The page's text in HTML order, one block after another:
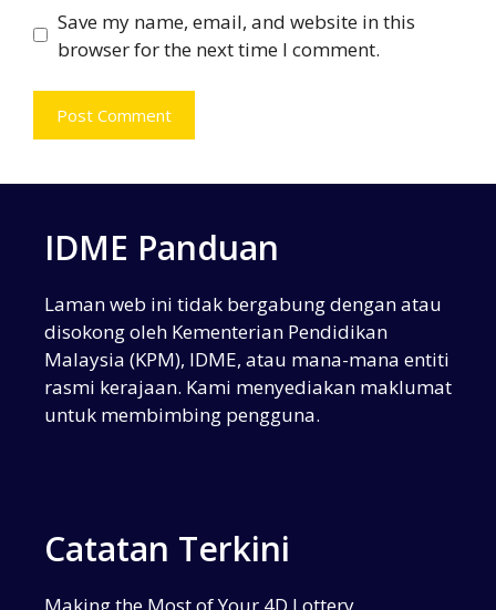
Save my name, email, and website in this
browser for the next time I comment.
IDME Panduan
Laman web ini tidak bergabung dengan atau
disokong oleh Kementerian Pendidikan
Malaysia (KPM), IDME, atau mana-mana entiti
rasmi kerajaan. Kami menyediakan maklumat
untuk membimbing pengguna.
Catatan Terkini
Making the Most of Your 4D Lottery